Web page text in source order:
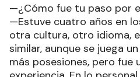
—¿Cómo fue tu paso por
—Estuve cuatro años en
otra cultura, otro idioma,
similar, aunque se juega
más posesiones, pero fue